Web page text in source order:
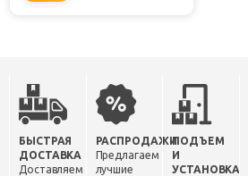
БЫСТРАЯ
ДОСТАВКА
Доставляем
РАСПРОДАЖИ
Предлагаем
лучшие
ПОДЪЕМ
И
УСТАНОВКА